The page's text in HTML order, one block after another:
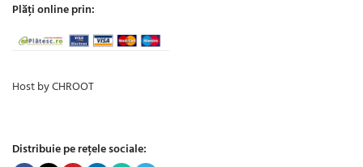
Plăți online prin:
Host by CHROOT
Distribuie pe rețele sociale: